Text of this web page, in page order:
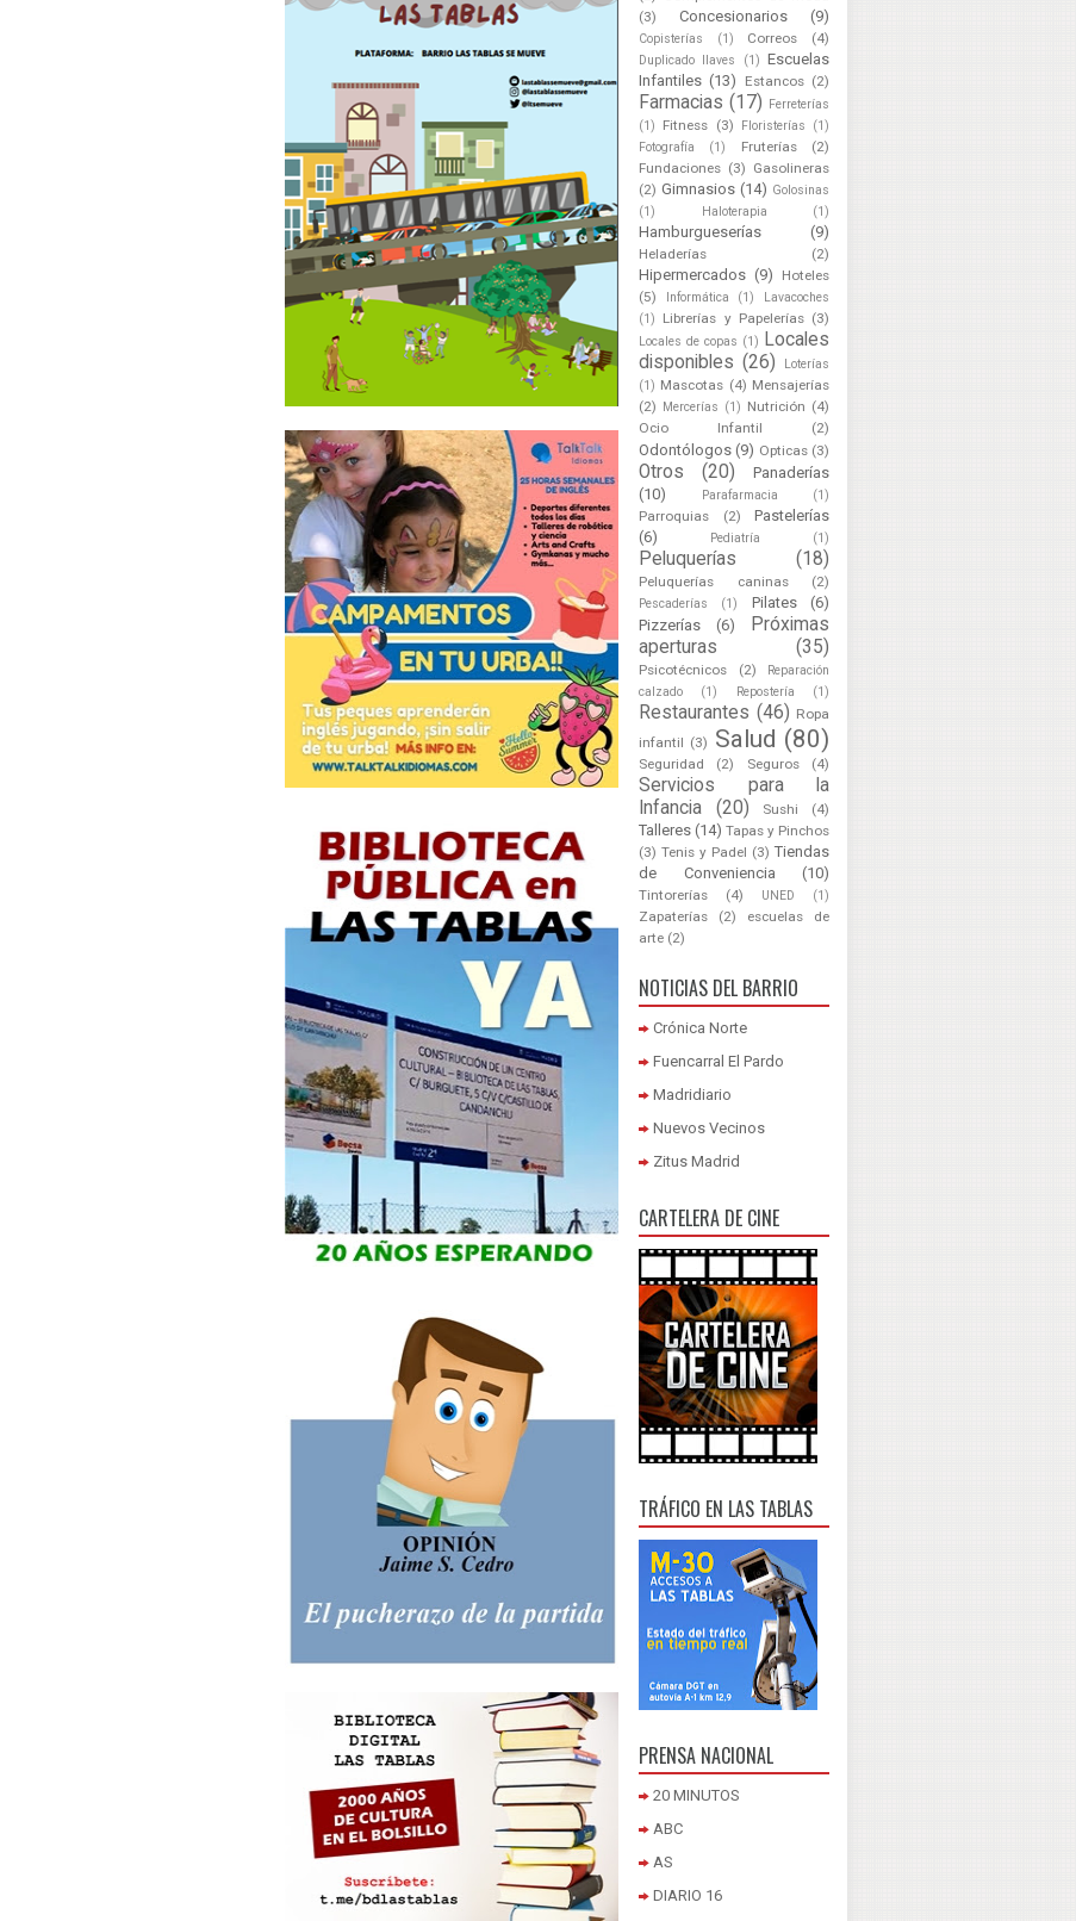
(3)
Concesionarios (9)
Copisterías (1) Correos (4)
Duplicado llaves (1) Escuelas
Infantiles (13) Estancos (2)
Farmacias (17) Ferreterías
(1)
Fitness (3) Floristerías
(1)
Fotografía
(1) Fruterías
(2)
Fundaciones (3) Gasolineras
(2) Gimnasios (14) Golosinas
(1)
Haloterapia (1)
Hamburgueserías (9)
Heladerías (2)
Hipermercados (9)
Hoteles
(5)
Informática (1)
Lavacoches
(1)
Librerías y Papelerías (3)
Locales de copas (1)
Locales
disponibles (26)
Loterías
(1) Mascotas (4) Mensajerías
(2) Mercerías (1) Nutrición (4)
Ocio Infantil
(2)
Odontólogos (9) Opticas (3)
Otros (20)
Panaderías
(10)
Parafarmacia (1)
Parroquias (2)
Pastelerías
(6)
Pediatría (1)
Peluquerías (18)
Peluquerías caninas (2)
Pescaderías (1) Pilates
(6)
Pizzerías
(6)
Próximas
aperturas
(35)
Psicotécnicos (2)
Reparación
calzado
(1) Repostería (1)
Restaurantes (46) Ropa
infantil (3) Salud (80)
Seguridad (2) Seguros (4)
Servicios para la
Infancia
(20) Sushi (4)
Talleres (14) Tapas y Pinchos
(3) Tenis y Padel (3) Tiendas
de Conveniencia
(10)
Tintorerías (4) UNED (1)
Zapaterías (2)
escuelas de
arte (2)
NOTICIAS DEL BARRIO
Crónica Norte
Fuencarral El Pardo
Madridiario
Nuevos Vecinos
Zitus Madrid
CARTELERA DE CINE
TRÁFICO EN LAS TABLAS
PRENSA NACIONAL
20 MINUTOS
ABC
AS
DIARIO 16